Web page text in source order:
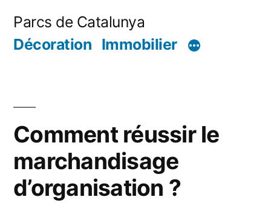
Parcs de Catalunya
Décoration Immobilier
Comment réussir le
marchandisage
d’organisation ?